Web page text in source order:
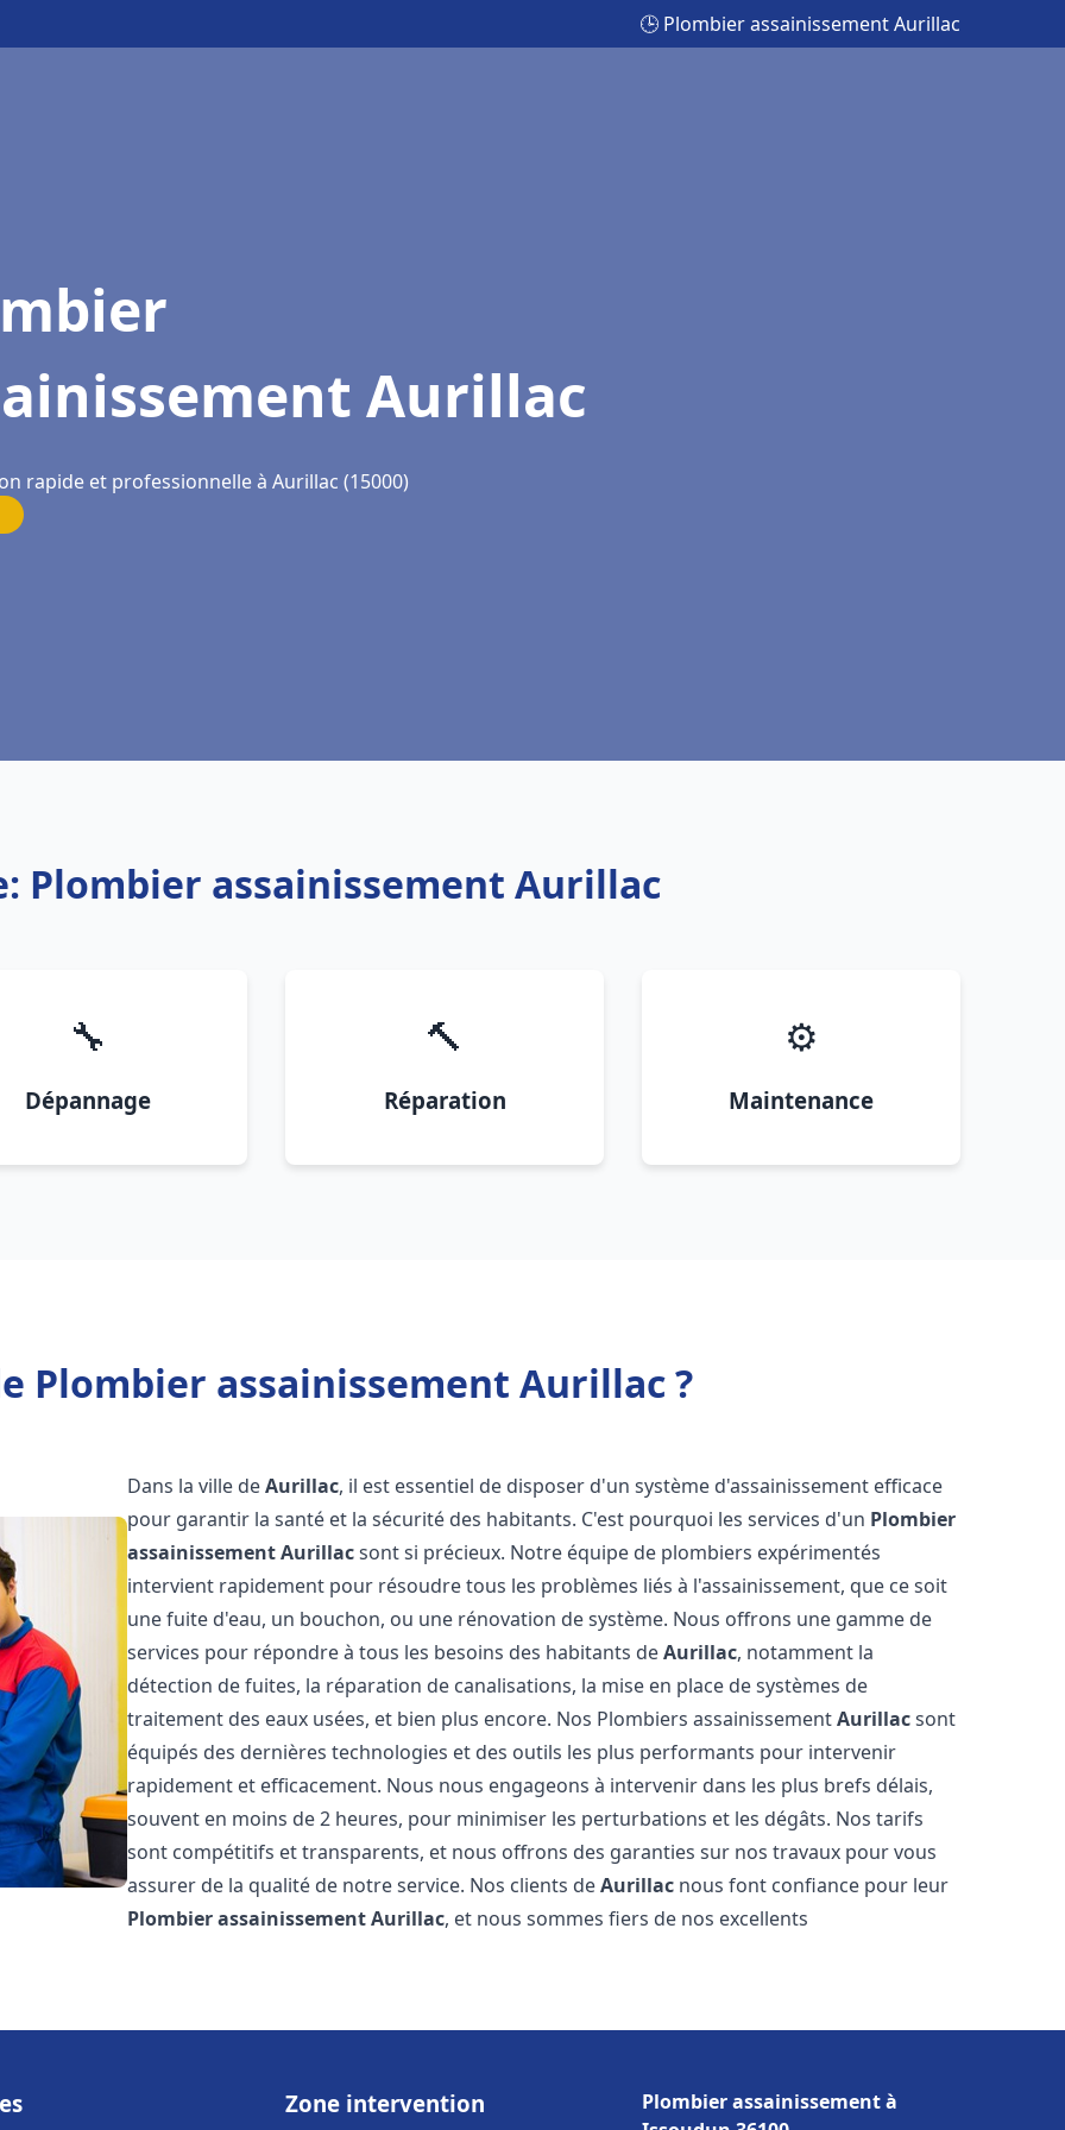
🕒 Plombier assainissement Aurillac
Aurillac
rapide et professionnelle à Aurillac (15000)
Plombier assainissement Aurillac
🔧
Dépannage
🔨
Réparation
⚙️
Maintenance
Plombier assainissement Aurillac ?
Dans la ville deAurillac, il est essentiel de disposer d'un système d'assainissement efficace
pour garantir la santé et la sécurité des habitants. C'est pourquoi les services d'un Plombier
assainissementAurillacsont si précieux. Notre équipe de plombiers expérimentés
intervient rapidement pour résoudre tous les problèmes liés à l'assainissement, que ce soit
une fuite d'eau, un bouchon, ou une rénovation de système. Nous offrons une gamme de
services pour répondre à tous les besoins des habitants deAurillac, notamment la
détection de fuites, la réparation de canalisations, la mise en place de systèmes de
traitement des eaux usées, et bien plus encore. Nos Plombiers assainissementAurillacsont
équipés des dernières technologies et des outils les plus performants pour intervenir
rapidement et efficacement. Nous nous engageons à intervenir dans les plus brefs délais,
souvent en moins de 2 heures, pour minimiser les perturbations et les dégâts. Nos tarifs
sont compétitifs et transparents, et nous offrons des garanties sur nos travaux pour vous
assurer de la qualité de notre service. Nos clients deAurillac nous font confiance pour leur
Plombier assainissementAurillac, et nous sommes fiers de nos excellents
Zone intervention
Plombier assainissement à